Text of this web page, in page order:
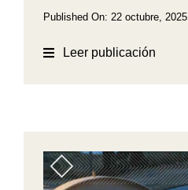
Published On: 22 octubre, 2025
Leer publicación